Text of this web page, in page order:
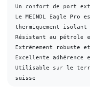
Un confort de port
Le MEINDL Eagle Pro
thermiquement isolant
Résistant au pétrole
Extrêmement robuste
Excellente adhérence
Utilisable sur le
suisse